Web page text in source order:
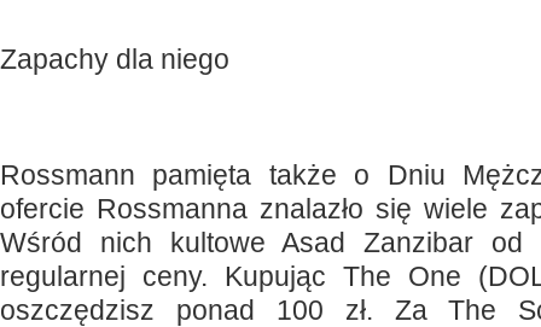
Zapachy dla niego
Rossmann pamięta także o Dniu
ofercie Rossmanna znalazło się wiele
Wśród nich kultowe Asad Zanzibar od
regularnej ceny. Kupując The One
oszczędzisz ponad 100 zł. Za The